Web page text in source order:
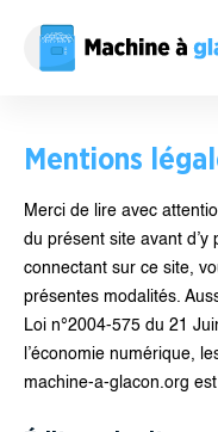
Mentions
Merci de lire avec
du présent site avant
connectant sur ce site,
présentes modalités.
Loi n°2004-575 du 21
l’économie numérique,
machine-a-glacon.org